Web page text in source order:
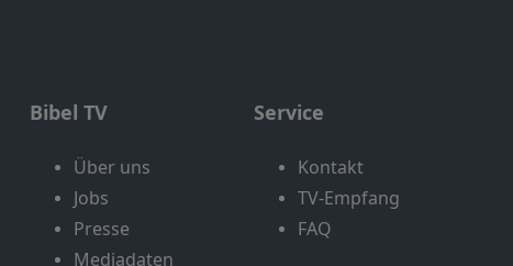
Bibel TV
Über uns
Jobs
Presse
Mediadaten
Service
Kontakt
TV-Empfang
FAQ